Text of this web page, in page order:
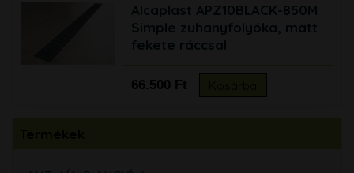
Alcaplast APZ10BLACK-850M
Simple zuhanyfolyóka, matt
fekete ráccsal
66.500 Ft